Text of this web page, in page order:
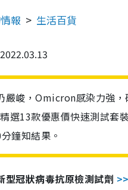
報 生活百貨
2022.03.13
嚴峻，Omicron感染力強
選13款優惠價快速測試套
鐘知結果。
型冠狀病毒抗原檢測試劑